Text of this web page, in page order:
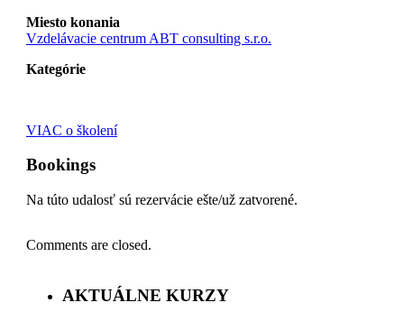
Miesto konania
Vzdelávacie centrum ABT consulting s.r.o.
Kategórie
VIAC o školení
Bookings
Na túto udalosť sú rezervácie ešte/už zatvorené.
Comments are closed.
AKTUÁLNE KURZY